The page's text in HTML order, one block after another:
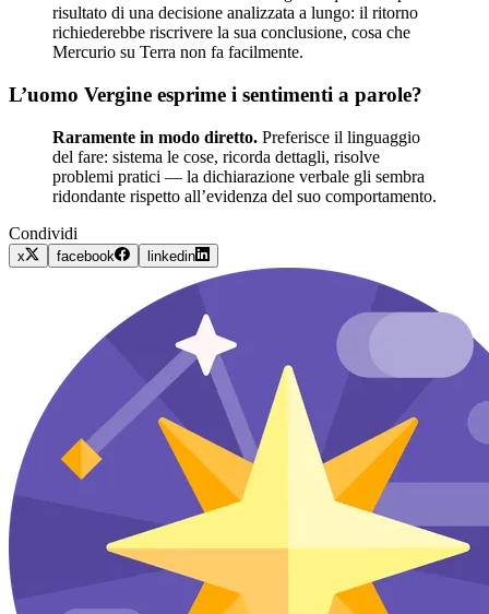
risultato di una decisione analizzata a lungo: il ritorno
richiederebbe riscrivere la sua conclusione, cosa che
Mercurio su Terra non fa facilmente.
L’uomo Vergine esprime i sentimenti a parole?
Raramente in modo diretto. Preferisce il linguaggio
del fare: sistema le cose, ricorda dettagli, risolve
problemi pratici — la dichiarazione verbale gli sembra
ridondante rispetto all’evidenza del suo comportamento.
Condividi
x facebook linkedin